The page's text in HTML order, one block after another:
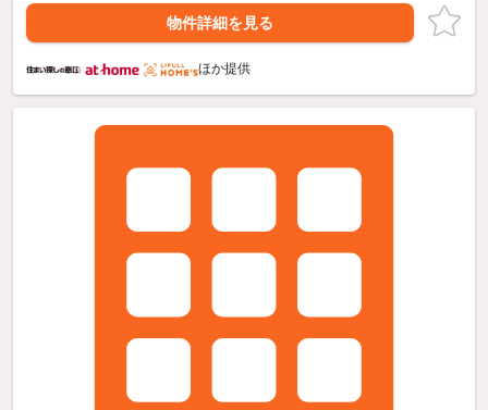
物件詳細を見る
ほか提供